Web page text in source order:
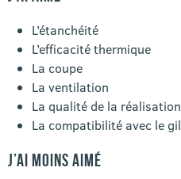
L’étanchéité
L’efficacité thermique
La coupe
La ventilation
La qualité de la réalisation
La compatibilité avec le
J’AI MOINS AIMÉ